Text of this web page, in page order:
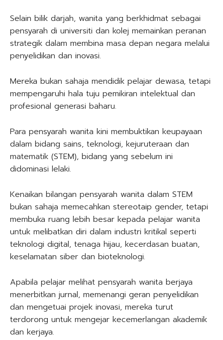
Selain bilik darjah, wanita yang berkhidmat sebagai
pensyarah di universiti dan kolej memainkan peranan
strategik dalam membina masa depan negara melalui
penyelidikan dan inovasi.
Mereka bukan sahaja mendidik pelajar dewasa, tetapi
mempengaruhi hala tuju pemikiran intelektual dan
profesional generasi baharu.
Para pensyarah wanita kini membuktikan keupayaan
dalam bidang sains, teknologi, kejuruteraan dan
matematik (STEM), bidang yang sebelum ini
didominasi lelaki.
Kenaikan bilangan pensyarah wanita dalam STEM
bukan sahaja memecahkan stereotaip gender, tetapi
membuka ruang lebih besar kepada pelajar wanita
untuk melibatkan diri dalam industri kritikal seperti
teknologi digital, tenaga hijau, kecerdasan buatan,
keselamatan siber dan bioteknologi.
Apabila pelajar melihat pensyarah wanita berjaya
menerbitkan jurnal, memenangi geran penyelidikan
dan mengetuai projek inovasi, mereka turut
terdorong untuk mengejar kecemerlangan akademik
dan kerjaya.